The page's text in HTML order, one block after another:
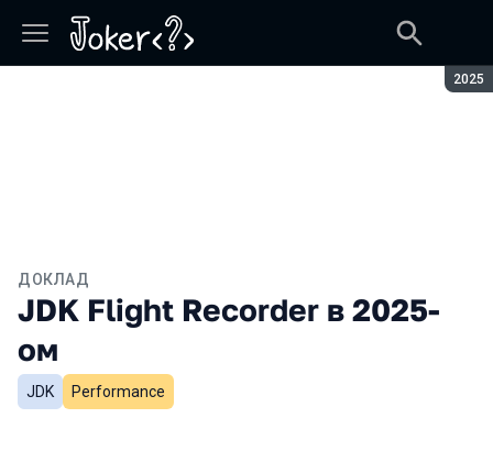
2025
ДОКЛАД
JDK Flight Recorder в 2025-
ом
JDK Performance